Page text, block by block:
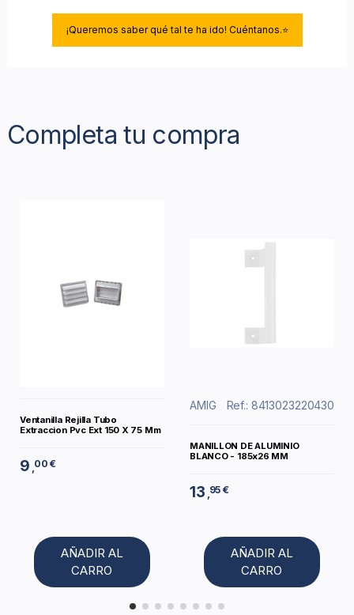
¡Queremos saber qué tal te ha ido! Cuéntanos.⭐
Completa tu compra
Ventanilla Rejilla Tubo
Extraccion Pvc Ext 150 X 75 Mm
9 ,00 €
AÑADIR AL
CARRO
AMIG Ref.: 8413023220430
MANILLON DE ALUMINIO
BLANCO - 185x26 MM
13 ,95 €
AÑADIR AL
CARRO